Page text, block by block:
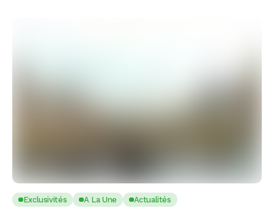
Exclusivités A La Une Actualités